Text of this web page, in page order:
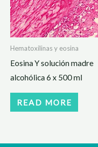
Hematoxilinas y eosina
Eosina Y solución madre
alcohólica 6 x 500 ml
READ MORE